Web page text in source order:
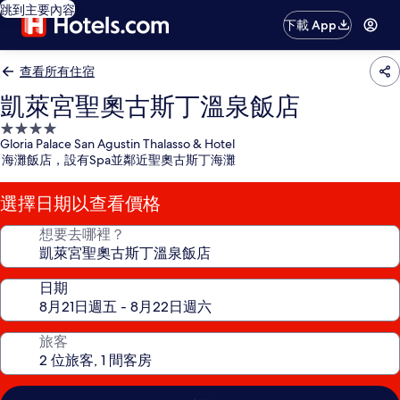
跳到主要內容
下載 App
查看所有住宿
凱萊宮聖奧古斯丁溫泉飯店
4.0
星
級
住
宿
Gloria Palace San Agustin Thalasso & Hotel
海灘飯店，設有Spa並鄰近聖奧古斯丁海灘
選擇日期以查看價格
想要去哪裡？
日期
旅客